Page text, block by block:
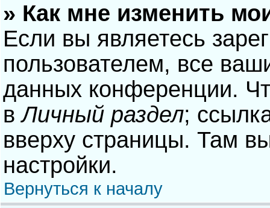
» Как мне изменить
Если вы являетесь
пользователем, все
данных конференции.
вЛичный раздел;
вверху страницы. Там
настройки.
Вернуться к началу